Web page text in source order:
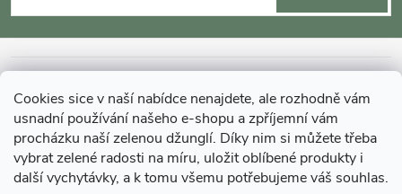
Cookies sice v naší nabídce nenajdete, ale rozhodně vám
usnadní používání našeho e-shopu a zpříjemní vám
procházku naší zelenou džunglí. Díky nim si můžete třeba
vybrat zelené radosti na míru, uložit oblíbené produkty i
další vychytávky, a k tomu všemu potřebujeme váš souhlas.
p
a
MOHLO BY VÁS ZAJÍMAT
O GARDNERS